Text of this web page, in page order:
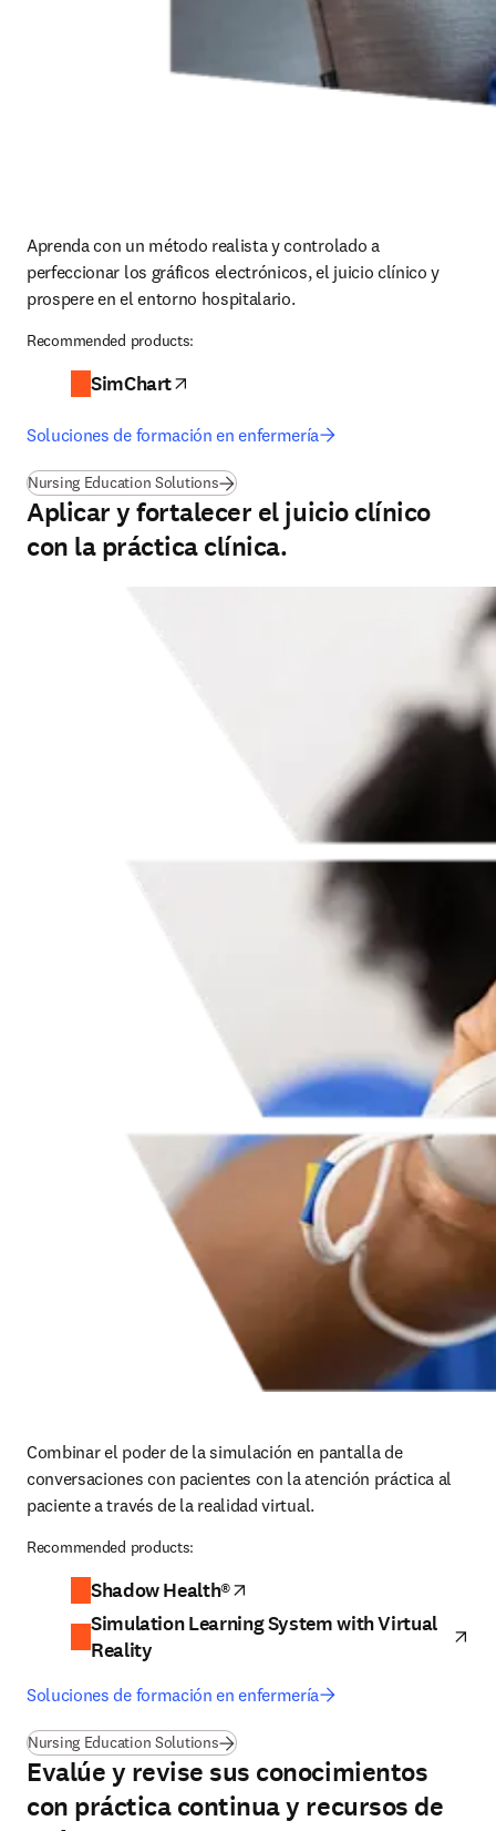
Aprenda con un método realista y controlado a
perfeccionar los gráficos electrónicos, el juicio clínico y
prospere en el entorno hospitalario.
Recommended products:
SimChart
Soluciones de formación en enfermería
Nursing Education Solutions
Aplicar y fortalecer el juicio clínico
con la práctica clínica.
Combinar el poder de la simulación en pantalla de
conversaciones con pacientes con la atención práctica al
paciente a través de la realidad virtual.
Recommended products:
Shadow Health®
Simulation Learning System with Virtual
Reality
Soluciones de formación en enfermería
Nursing Education Solutions
Evalúe y revise sus conocimientos
con práctica continua y recursos de